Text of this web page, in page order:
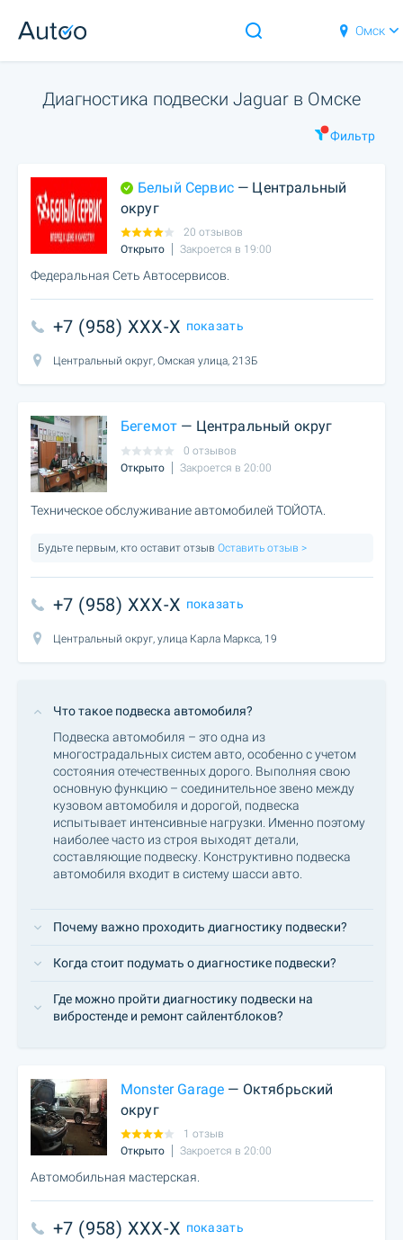
Омск
Диагностика подвески Jaguar в Омске
Фильтр
Белый Сервис— Центральный
округ
20 отзывов
Открыто
Закроется в 19:00
Федеральная Сеть Автосервисов.
+7 (958) XXX-X показать
Центральный округ, Омская улица, 213Б
Бегемот — Центральный округ
0 отзывов
Открыто
Закроется в 20:00
Техническое обслуживание автомобилей ТОЙОТА.
Будьте первым, кто оставит отзыв Оставить отзыв >
+7 (958) XXX-X показать
Центральный округ, улица Карла Маркса, 19
Что такое подвеска автомобиля?
Подвеска автомобиля – это одна из
многострадальных систем авто, особенно с учетом
состояния отечественных дорого. Выполняя свою
основную функцию – соединительное звено между
кузовом автомобиля и дорогой, подвеска
испытывает интенсивные нагрузки. Именно поэтому
наиболее часто из строя выходят детали,
составляющие подвеску. Конструктивно подвеска
автомобиля входит в систему шасси авто.
Почему важно проходить диагностику подвески?
Когда стоит подумать о диагностике подвески?
Где можно пройти диагностику подвески на
вибростенде и ремонт сайлентблоков?
Monster Garage — Октябрьский
округ
1 отзыв
Открыто
Закроется в 20:00
Автомобильная мастерская.
+7 (958) XXX-X показать